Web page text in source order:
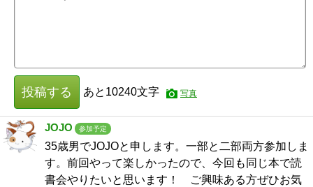
投稿する あと 10240文字 写真
JOJO 参加予定
35歳男でJOJOと申します。一部と二部両方参加しま
す。前回やって楽しかったので、今回も同じ本で読
書会やりたいと思います！ ご興味ある方ぜひお気